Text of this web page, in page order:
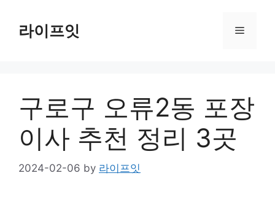
content라이프잇 Menu
구로구 오류2동 포장
이사 추천 정리 3곳
2024-02-06 by 라이프잇